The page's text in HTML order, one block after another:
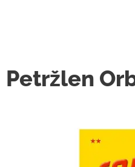
Petržlen